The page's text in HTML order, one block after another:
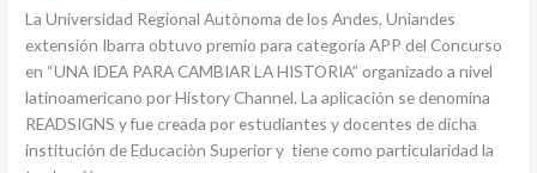
La Universidad Regional Autònoma de los Andes, Uniandes
extensión Ibarra obtuvo premio para categoría APP del Concurso
en “UNA IDEA PARA CAMBIAR LA HISTORIA” organizado a nivel
latinoamericano por History Channel. La aplicación se denomina
READSIGNS y fue creada por estudiantes y docentes de dicha
institución de Educaciòn Superior y tiene como particularidad la